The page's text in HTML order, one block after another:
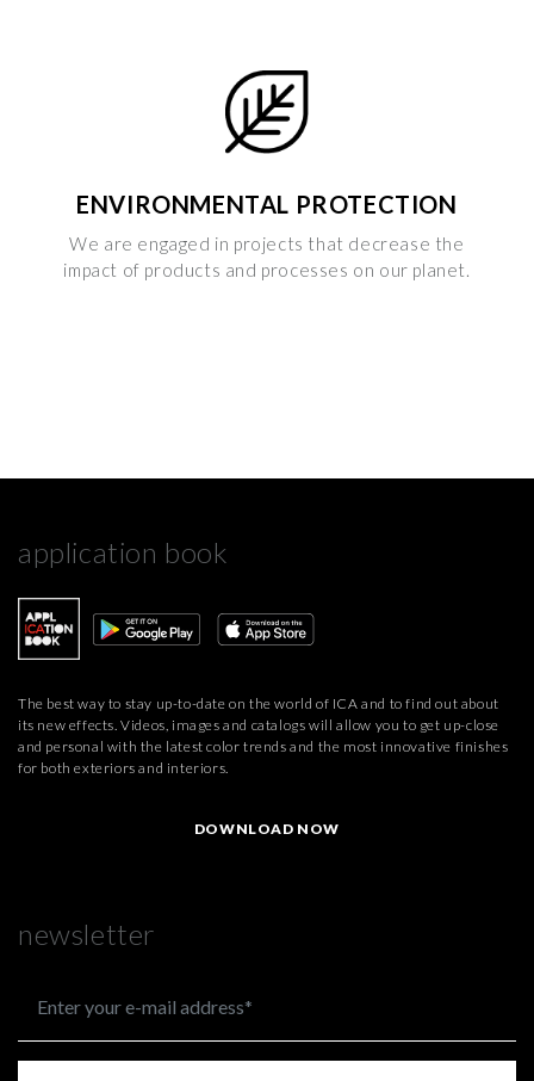
presente sito. Puoi gestire in maniera del tutto autonoma i
cookie tramite la sezione "Cookie Policy - Impostazioni
Cookie", accettando o inibendo l'utilizzo delle diverse
Clicca quiper visualizzare l’Informativa Privacy.
ENVIRONMENTAL PROTECTION
We are engaged in projects that decrease the
impact of products and processes on our planet.
application book
The best way to stay up-to-date on the world of ICA and to find out about
its new effects. Videos, images and catalogs will allow you to get up-close
and personal with the latest color trends and the most innovative finishes
for both exteriors and interiors.
DOWNLOAD NOW
newsletter